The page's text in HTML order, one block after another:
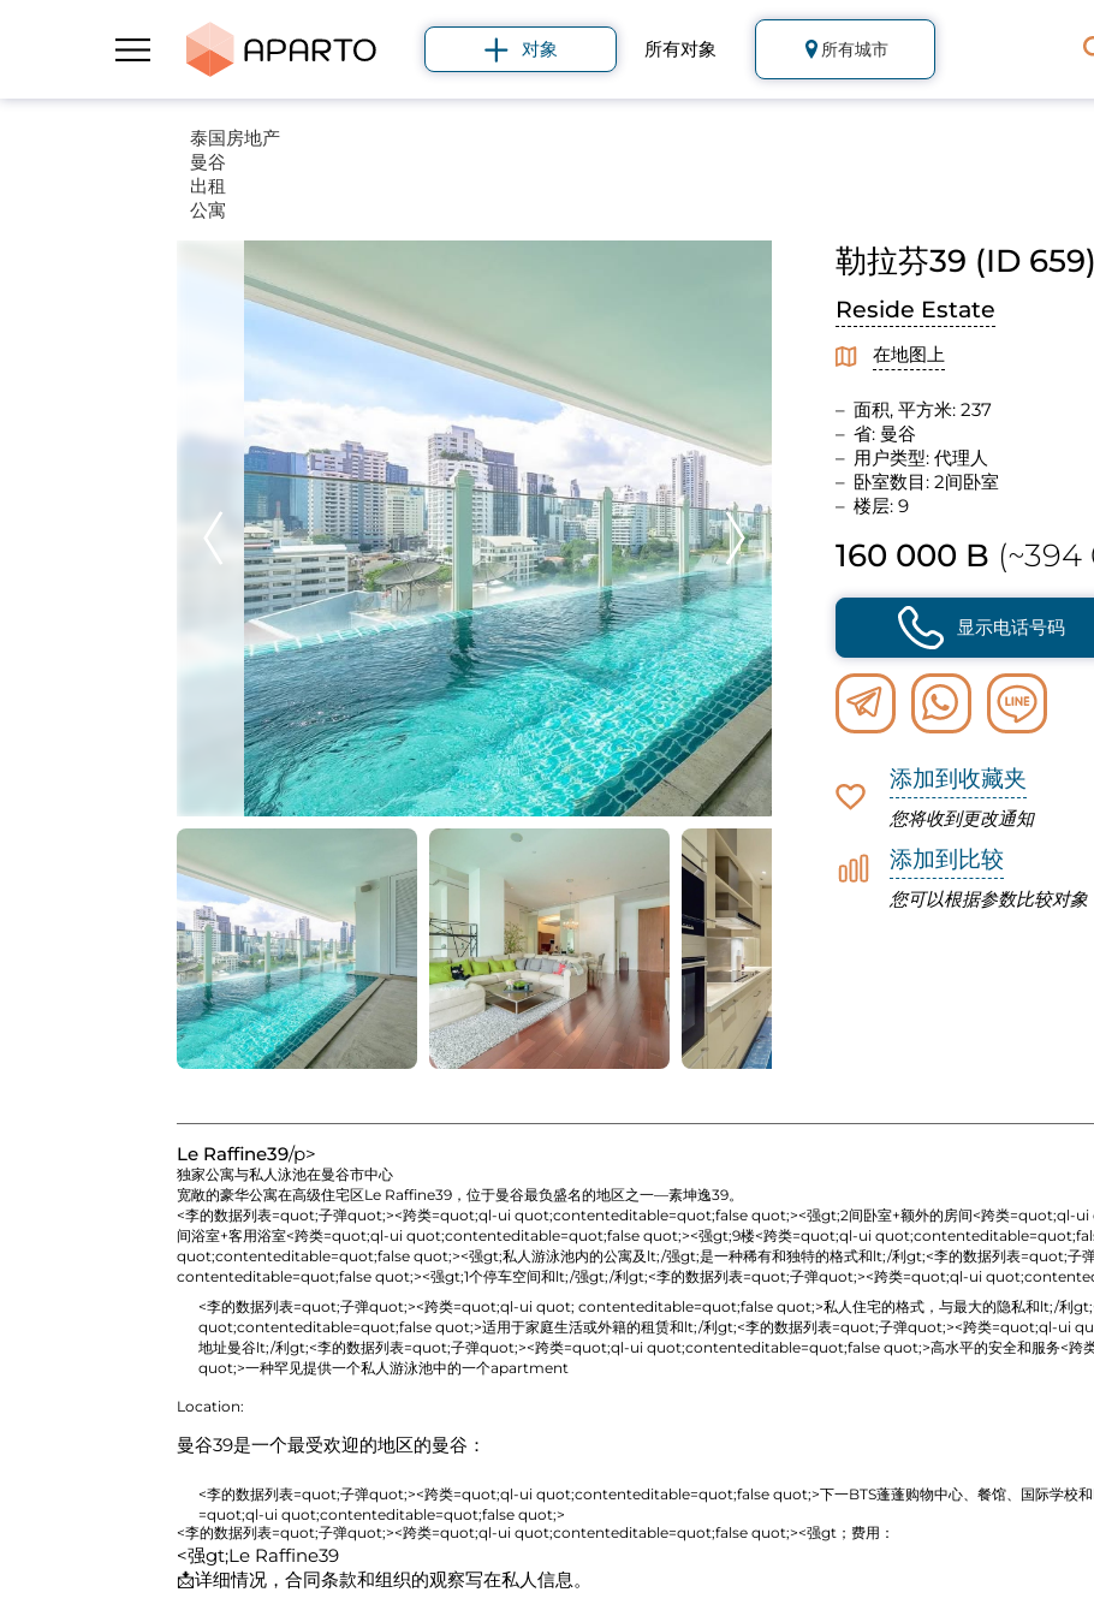
对象 所有对象 所有城市
泰国房地产
曼谷
出租
公寓
勒拉芬39 (ID 659)
Reside Estate
在地图上
面积, 平方米: 237
省: 曼谷
用户类型: 代理人
卧室数目: 2间卧室
楼层: 9
160 000 B
显示电话号码
添加到收藏夹
您将收到更改通知
添加到比较
您可以根据参数比较对象
Le Raffine39/p>
独家公寓与私人泳池在曼谷市中心
宽敞的豪华公寓在高级住宅区Le Raffine39，位于曼谷最负盛名的地区之一—素坤逸39。
<李的数据列表=quot;子弹quot;><跨类=quot;ql-ui quot;contenteditable=quot;false quot;><强gt;2间卧室+额外的房间<跨类=quot;ql-
间浴室+客用浴室<跨类=quot;ql-ui quot;contenteditable=quot;false quot;><强gt;9楼<跨类=quot;ql-ui
quot;contenteditable=quot;false quot;><强gt;私人游泳池内的公寓及lt;/强gt;是一种稀有和独特的格式和lt;/利gt;<李的数据列表=quot;
contenteditable=quot;false quot;><强gt;1个停车空间和lt;/强gt;/利gt;<李的数据列表=quot;子弹quot;><跨类=quot;ql-ui
<李的数据列表=quot;子弹quot;><跨类=quot;ql-ui quot; contenteditable=quot;false quot;>私人住宅的格式，与最大的隐私和lt;/利
quot;contenteditable=quot;false quot;>适用于家庭生活或外籍的租赁和lt;/利gt;<李的数据列表=quot;子弹quot;><跨类=quot;ql-
地址曼谷lt;/利gt;<李的数据列表=quot;子弹quot;><跨类=quot;ql-ui quot;contenteditable=quot;false quot;>高水平的安全和服务<跨
quot;>一种罕见提供一个私人游泳池中的一个apartment
Location:
曼谷39是一个最受欢迎的地区的曼谷：
<李的数据列表=quot;子弹quot;><跨类=quot;ql-ui quot;contenteditable=quot;false quot;>下一BTS蓬蓬购物中心、餐馆、国际学校
=quot;ql-ui quot;contenteditable=quot;false quot;>
<李的数据列表=quot;子弹quot;><跨类=quot;ql-ui quot;contenteditable=quot;false quot;><强gt；费用：
<强gt;Le Raffine39
📩详细情况，合同条款和组织的观察写在私人信息。